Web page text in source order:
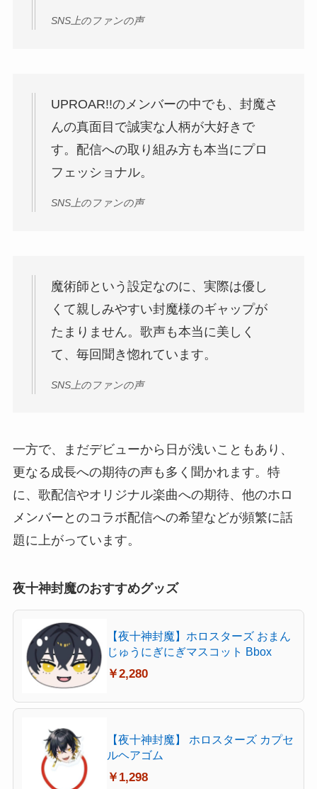
SNS上のファンの声
UPROAR!!のメンバーの中でも、封魔さ
んの真面目で誠実な人柄が大好きで
す。配信への取り組み方も本当にプロ
フェッショナル。
SNS上のファンの声
魔術師という設定なのに、実際は優し
くて親しみやすい封魔様のギャップが
たまりません。歌声も本当に美しく
て、毎回聞き惚れています。
SNS上のファンの声
一方で、まだデビューから日が浅いこともあり、
更なる成長への期待の声も多く聞かれます。特
に、歌配信やオリジナル楽曲への期待、他のホロ
メンバーとのコラボ配信への希望などが頻繁に話
題に上がっています。
夜十神封魔のおすすめグッズ
【夜十神封魔】ホロスターズ おまん
じゅうにぎにぎマスコット Bbox
￥2,280
【夜十神封魔】 ホロスターズ カプセ
ルヘアゴム
￥1,298